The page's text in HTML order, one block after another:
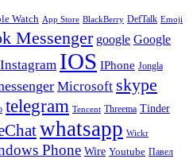
Watch App Store BlackBerry DefTalk Emoji
Messenger google Google
Instagram IOS IPhone Jongla
Microsoft skype
telegram Tencent Threema Tinder
whatsapp Wickr
Phone Wire Youtube Павел